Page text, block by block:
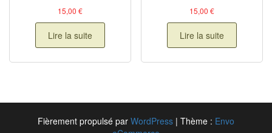
15,00 €
Lire la suite
15,00€
Lire la suite
Fièrement propulsé par WordPress | Thème : Envo